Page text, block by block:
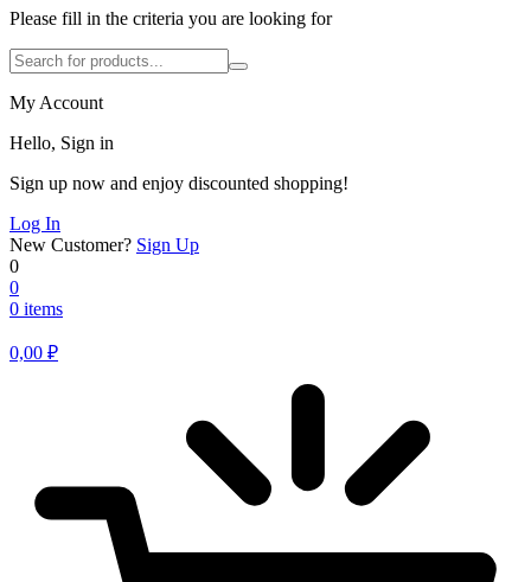
Please fill in the criteria you are looking for
My Account
Hello, Sign in
Sign up now and enjoy discounted shopping!
Log In
New Customer? Sign Up
0
0
0 items
0,00 ₽